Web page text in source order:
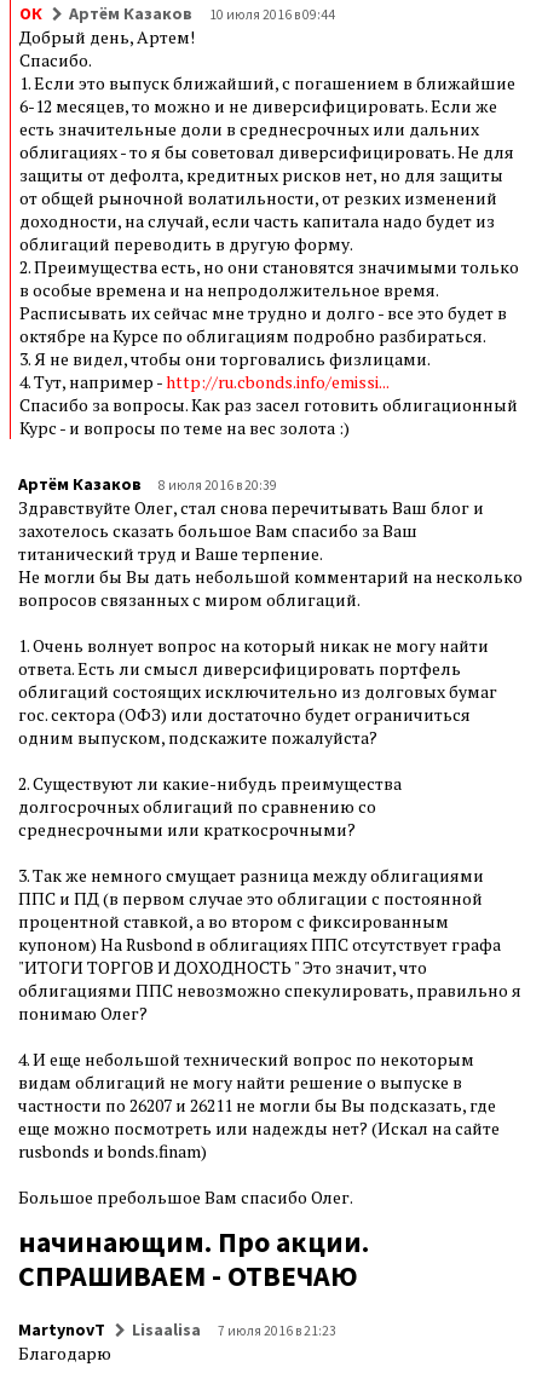
ОК Артём Казаков 10 июля 2016 в 09:44
Добрый день, Артем!
Спасибо.
1. Если это выпуск ближайший, с погашением в ближайшие
6-12 месяцев, то можно и не диверсифицировать. Если же
есть значительные доли в среднесрочных или дальних
облигациях - то я бы советовал диверсифицировать. Не для
защиты от дефолта, кредитных рисков нет, но для защиты
от общей рыночной волатильности, от резких изменений
доходности, на случай, если часть капитала надо будет из
облигаций переводить в другую форму.
2. Преимущества есть, но они становятся значимыми только
в особые времена и на непродолжительное время.
Расписывать их сейчас мне трудно и долго - все это будет в
октябре на Курсе по облигациям подробно разбираться.
3. Я не видел, чтобы они торговались физлицами.
4. Тут, например -http://ru.cbonds.info/emissi...
Спасибо за вопросы. Как раз засел готовить облигационный
Курс - и вопросы по теме на вес золота :)
Артём Казаков 8 июля 2016 в 20:39
Здравствуйте Олег, стал снова перечитывать Ваш блог и
захотелось сказать большое Вам спасибо за Ваш
титанический труд и Ваше терпение.
Не могли бы Вы дать небольшой комментарий на несколько
вопросов связанных с миром облигаций.
1. Очень волнует вопрос на который никак не могу найти
ответа. Есть ли смысл диверсифицировать портфель
облигаций состоящих исключительно из долговых бумаг
гос. сектора (ОФЗ) или достаточно будет ограничиться
одним выпуском, подскажите пожалуйста?
2. Существуют ли какие-нибудь преимущества
долгосрочных облигаций по сравнению со
среднесрочными или краткосрочными?
3. Так же немного смущает разница между облигациями
ППС и ПД (в первом случае это облигации с постоянной
процентной ставкой, а во втором с фиксированным
купоном) На Rusbond в облигациях ППС отсутствует графа
"ИТОГИ ТОРГОВ И ДОХОДНОСТЬ " Это значит, что
облигациями ППС невозможно спекулировать, правильно я
понимаю Олег?
4. И еще небольшой технический вопрос по некоторым
видам облигаций не могу найти решение о выпуске в
частности по 26207 и 26211 не могли бы Вы подсказать, где
еще можно посмотреть или надежды нет? (Искал на сайте
rusbonds и bonds.finam)
Большое пребольшое Вам спасибо Олег.
начинающим. Про акции.
СПРАШИВАЕМ - ОТВЕЧАЮ
MartynovT Lisaalisa 7 июля 2016 в 21:23
Благодарю